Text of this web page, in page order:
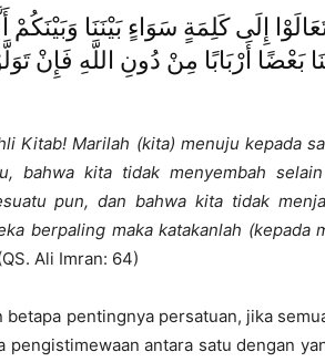
إِلَى كَلِمَةٍ سَوَاءٍ بَيْنَنَا وَبَيْنَكُمْ
بَعْضًا أَرْبَابًا مِنْ دُونِ اللَّهِ فَإِنْ
Kitab! Marilah (kita) menuju kepada
bahwa kita tidak menyembah
pun, dan bahwa kita tidak
berpaling maka katakanlah (kepada
Ali Imran: 64)
betapa pentingnya persatuan, jika
pengistimewaan antara satu dengan